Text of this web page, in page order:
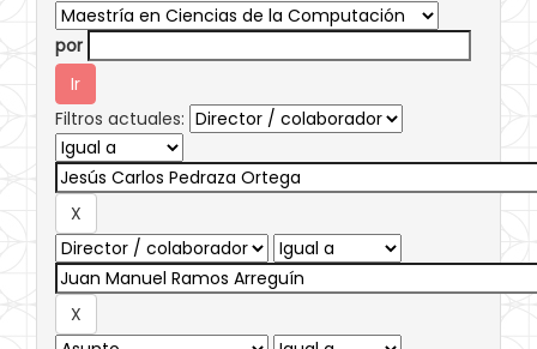
por
Filtros actuales: